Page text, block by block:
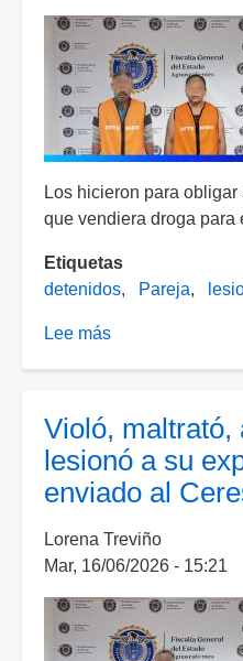
a
una
trabajadora
para
quitarle
su
Los hicieron para
que vendiera droga para
Etiquetas
detenidos
Pareja
Lee más
"El
Burras"
golpearon
amenazaron
con
un
arma
a
Violó, maltrató,
lesionó a su
enviado al
Lorena Treviño
Mar, 16/06/2026 - 15:21